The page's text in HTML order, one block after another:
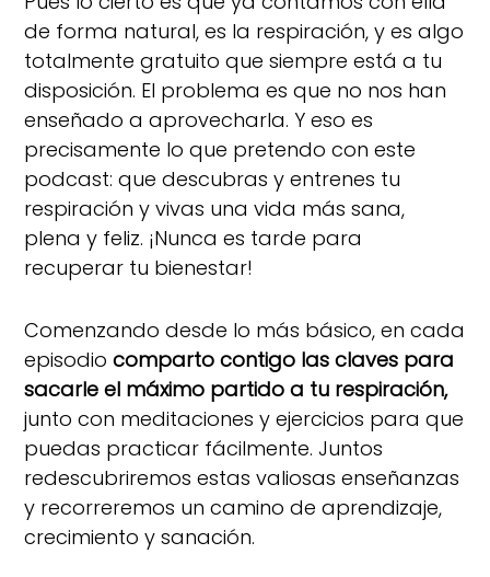
de forma natural, es la respiración, y es algo
totalmente gratuito que siempre está a tu
disposición. El problema es que no nos han
enseñado a aprovecharla. Y eso es
precisamente lo que pretendo con este
podcast: que descubras y entrenes tu
respiración y vivas una vida más sana,
plena y feliz. ¡Nunca es tarde para
recuperar tu bienestar!
Comenzando desde lo más básico, en cada
episodiocomparto contigo las claves para
sacarle el máximo partido a tu respiración,
junto con meditaciones y ejercicios para que
puedas practicar fácilmente. Juntos
redescubriremos estas valiosas enseñanzas
y recorreremos un camino de aprendizaje,
crecimiento y sanación.